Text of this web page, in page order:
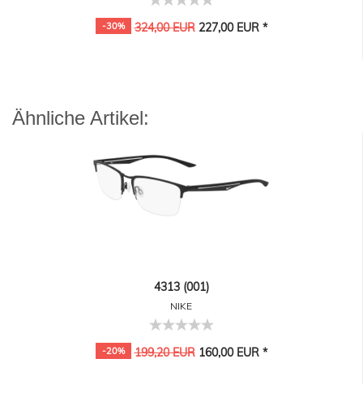
-30% 324,00 EUR227,00 EUR *
Ähnliche Artikel:
4313 (001)
NIKE
-20% 199,20 EUR160,00 EUR *